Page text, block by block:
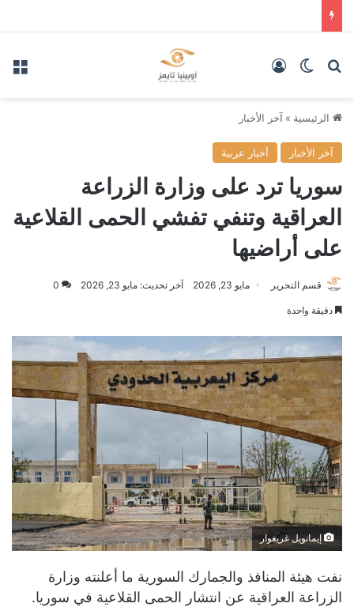
بحث عنالوضع المظلم
الرئيسية » آخر الأخبار
آخر الأخبار أخبار عربية
سوريا ترد على وزارة الزراعة
العراقية وتنفي تفشي الحمى القلاعية
على أراضيها
قسم التحرير مايو 23, 2026 آخر تحديث: مايو 23, 2026 0
دقيقة واحدة
إيمانويل غريغوار
نفت هيئة المنافذ والجمارك السورية ما أعلنته وزارة
الزراعة العراقية عن انتشار الحمى القلاعية في سوريا.